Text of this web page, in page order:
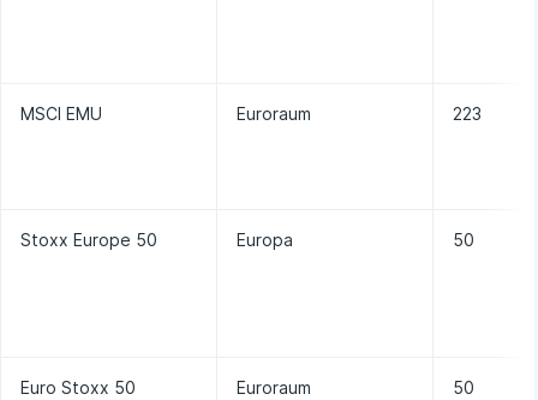
MSCI EMU Euroraum 223
Stoxx Europe 50 Europa 50
Euro Stoxx 50 Euroraum 50